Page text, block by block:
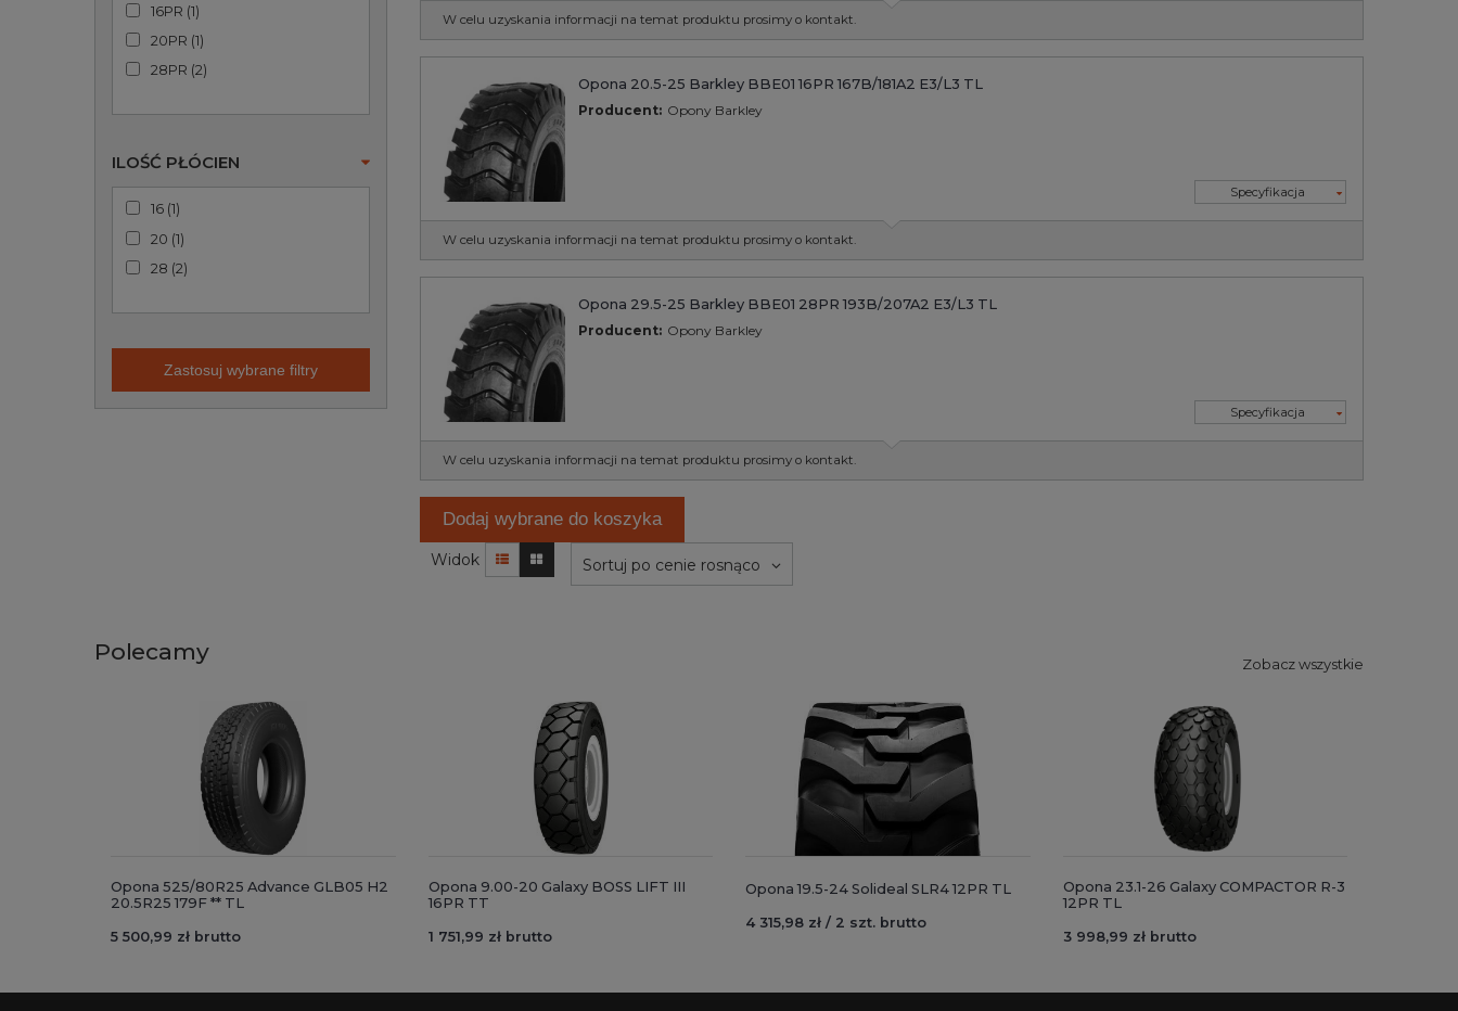
16PR (1)
20PR (1)
28PR (2)
ILOŚĆ PŁÓCIEN
16 (1)
20 (1)
28 (2)
Zastosuj wybrane filtry
W celu uzyskania informacji na temat produktu prosimy o kontakt.
Opona 20.5-25 Barkley BBE01 16PR 167B/181A2 E3/L3 TL
Producent: Opony Barkley
Specyfikacja
W celu uzyskania informacji na temat produktu prosimy o kontakt.
Opona 29.5-25 Barkley BBE01 28PR 193B/207A2 E3/L3 TL
Producent: Opony Barkley
Specyfikacja
W celu uzyskania informacji na temat produktu prosimy o kontakt.
Dodaj wybrane do koszyka
Widok Sortuj po cenie rosnąco
Polecamy Zobacz wszystkie
Opona 525/80R25 Advance GLB05 H2
20.5R25 179F ** TL
5 500,99 zł brutto
Opona 9.00-20 Galaxy BOSS LIFT III
16PR TT
1 751,99 zł brutto
Opona 19.5-24 Solideal SLR4 12PR TL
4 315,98 zł / 2 szt. brutto
Opona 23.1-26 Galaxy COMPACTOR R-3
12PR TL
3 998,99 zł brutto